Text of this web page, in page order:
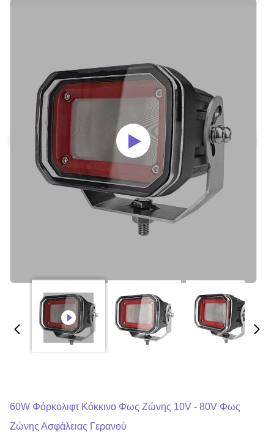
60W Φόρκολιφτ Κόκκινο Φως Ζώνης 10V - 80V Φως
Ζώνης Ασφάλειας Γερανού